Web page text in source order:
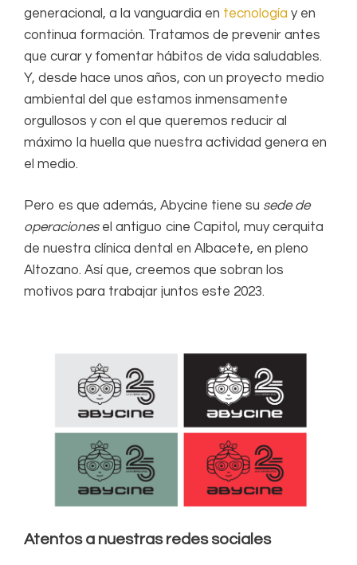
generacional, a la vanguardia en tecnología y en
continua formación. Tratamos de prevenir antes
que curar y fomentar hábitos de vida saludables.
Y, desde hace unos años, con un proyecto medio
ambiental del que estamos inmensamente
orgullosos y con el que queremos reducir al
máximo la huella que nuestra actividad genera en
el medio.
Pero es que además, Abycine tiene su sede de
operacionesel antiguo cine Capitol, muy cerquita
de nuestra clínica dental en Albacete, en pleno
Altozano. Así que, creemos que sobran los
motivos para trabajar juntos este 2023.
Atentos a nuestras redes sociales